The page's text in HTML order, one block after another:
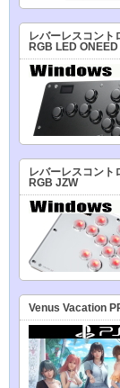
レバーレスコント
RGB LED ONEED
レバーレスコント
RGB JZW
Venus Vacation